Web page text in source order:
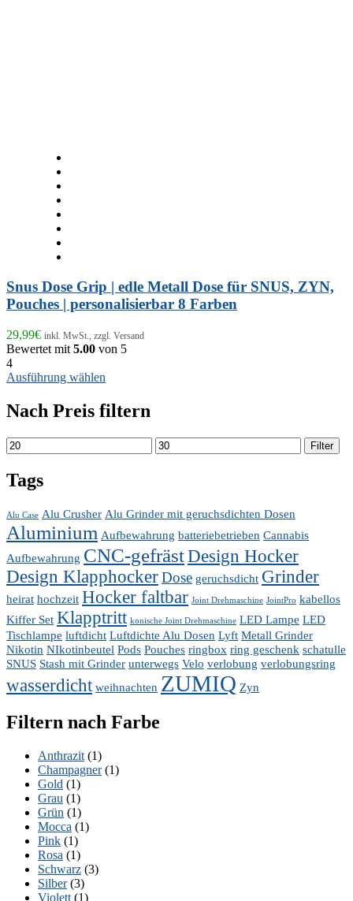
Snus Dose Grip | edle Metall Dose für SNUS, ZYN,
Pouches | personalisierbar 8 Farben
29,99€ inkl. MwSt., zzgl. Versand
Bewertet mit 5.00 von 5
4
Ausführung wählen
weist
mehrere
der
Produktseite
gewählt
werden
Nach Preis filtern
Min.
Preis
Max.
Preis
Filter
Tags
Alu Case Alu Crusher Alu Grinder mit geruchsdichten Dosen
Aluminium Aufbewahrung batteriebetrieben Cannabis
Aufbewahrung CNC-gefrästDesign Hocker
Design KlapphockerDose geruchsdicht Grinder
heirat hochzeit Hocker faltbar Joint Drehmaschine JointPro kabellos
Kiffer Set Klapptritt konische Joint Drehmaschine LED Lampe LED
Tischlampe luftdicht Luftdichte Alu Dosen Lyft Metall Grinder
Nikotin NIkotinbeutel Pods Pouches ringbox ring geschenk schatulle
SNUS Stash mit Grinder unterwegs Velo verlobung verlobungsring
wasserdicht weihnachten ZUMIQ Zyn
Filtern nach Farbe
Anthrazit (1)
Champagner (1)
Gold (1)
Grau (1)
Grün (1)
Mocca (1)
Pink (1)
Rosa (1)
Schwarz (3)
Silber (3)
Violett (1)